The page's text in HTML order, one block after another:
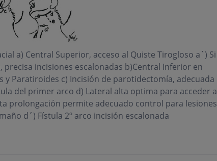
a) Central Superior, acceso al Quiste Tirogloso a`) Si
precisa incisiones escalonadas b)Central Inferior en
y Paratiroides c) Incisión de parotidectomía, adecuada
del primer arco d) Lateral alta optima para acceder a
prolongación permite adecuado control para lesiones
d´) Fístula 2º arco incisión escalonada